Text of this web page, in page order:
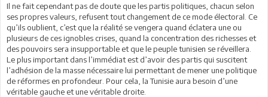
Il ne fait cependant pas de doute que les partis politiques, chacun selon
ses propres valeurs, refusent tout changement de ce mode électoral. Ce
qu’ils oublient, c’est que la réalité se vengera quand éclatera une ou
plusieurs de ces ignobles crises, quand la concentration des richesses et
des pouvoirs sera insupportable et que le peuple tunisien se réveillera.
Le plus important dans l’immédiat est d’avoir des partis qui suscitent
l’adhésion de la masse nécessaire lui permettant de mener une politique
de réformes en profondeur. Pour cela, la Tunisie aura besoin d’une
véritable gauche et une véritable droite.